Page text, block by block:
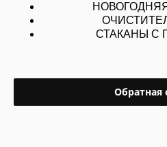
СТАКАНЫ С
Обратная